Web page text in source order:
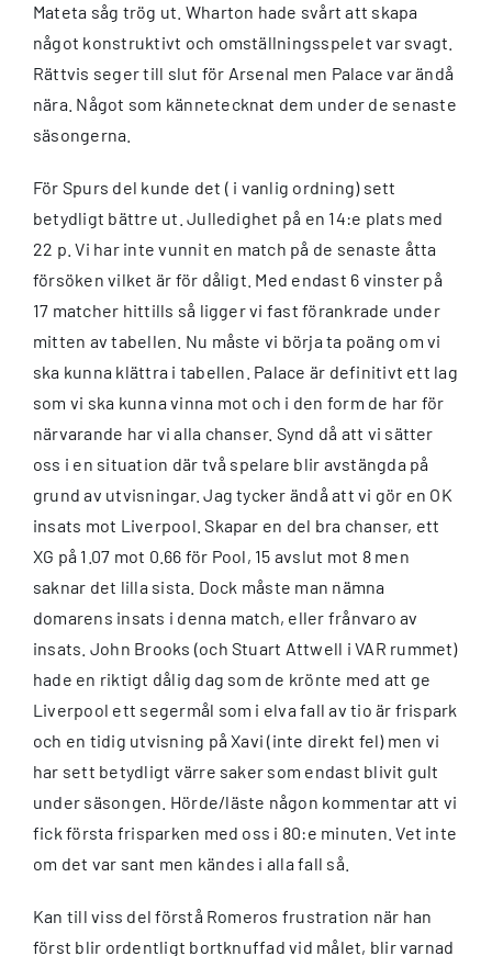
Mateta såg trög ut. Wharton hade svårt att skapa
något konstruktivt och omställningsspelet var svagt.
Rättvis seger till slut för Arsenal men Palace var ändå
nära. Något som kännetecknat dem under de senaste
säsongerna.
För Spurs del kunde det ( i vanlig ordning) sett
betydligt bättre ut. Julledighet på en 14:e plats med
22 p. Vi har inte vunnit en match på de senaste åtta
försöken vilket är för dåligt. Med endast 6 vinster på
17 matcher hittills så ligger vi fast förankrade under
mitten av tabellen. Nu måste vi börja ta poäng om vi
ska kunna klättra i tabellen. Palace är definitivt ett lag
som vi ska kunna vinna mot och i den form de har för
närvarande har vi alla chanser. Synd då att vi sätter
oss i en situation där två spelare blir avstängda på
grund av utvisningar. Jag tycker ändå att vi gör en OK
insats mot Liverpool. Skapar en del bra chanser, ett
XG på 1.07 mot 0.66 för Pool, 15 avslut mot 8 men
saknar det lilla sista. Dock måste man nämna
domarens insats i denna match, eller frånvaro av
insats. John Brooks (och Stuart Attwell i VAR rummet)
hade en riktigt dålig dag som de krönte med att ge
Liverpool ett segermål som i elva fall av tio är frispark
och en tidig utvisning på Xavi (inte direkt fel) men vi
har sett betydligt värre saker som endast blivit gult
under säsongen. Hörde/läste någon kommentar att vi
fick första frisparken med oss i 80:e minuten. Vet inte
om det var sant men kändes i alla fall så.
Kan till viss del förstå Romeros frustration när han
först blir ordentligt bortknuffad vid målet, blir varnad